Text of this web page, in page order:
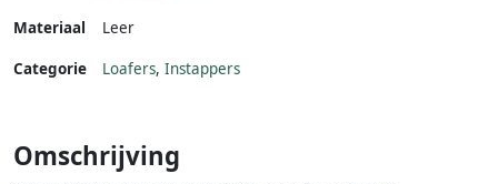
Materiaal
Leer
Categorie Loafers, Instappers
Omschrijving